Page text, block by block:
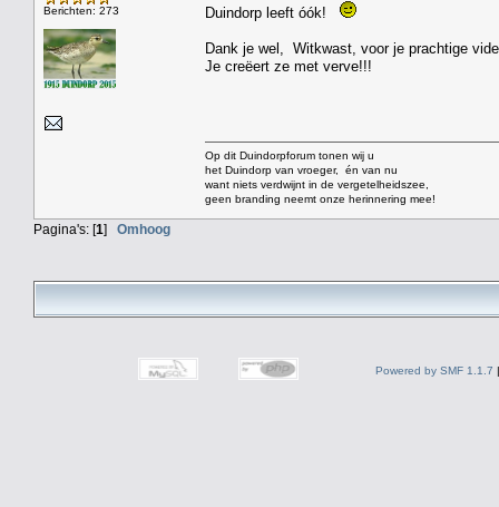
Berichten: 273 Duindorp leeft óók!
Dank je wel, Witkwast, voor je prachtige
Je creëert ze met verve!!!
Op dit Duindorpforum tonen wij u
het Duindorp van vroeger, én van nu
want niets verdwijnt in de vergetelheidszee,
geen branding neemt onze herinnering mee!
Pagina's: [1] Omhoog
Powered by SMF 1.1.7